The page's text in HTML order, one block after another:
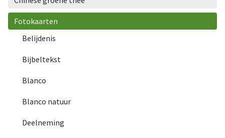
Fotokaarten
Belijdenis
Bijbeltekst
Blanco
Blanco natuur
Deelneming